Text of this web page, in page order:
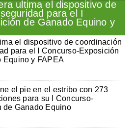
el dispositivo de coordinación
para el I Concurso-Exposición
Equino y FAPEA
el pie en el estribo con 273
para su I Concurso-
de Ganado Equino